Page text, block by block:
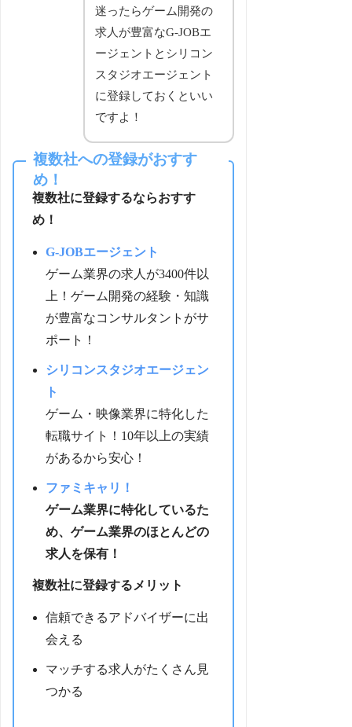
迷ったらゲーム開発の
求人が豊富なG-JOBエ
ージェントとシリコン
スタジオエージェント
に登録しておくといい
ですよ！
複数社への登録がおすす
め！
複数社に登録するならおすす
め！
G-JOBエージェント
ゲーム業界の求人が3400件以
上！ゲーム開発の経験・知識
が豊富なコンサルタントがサ
ポート！
シリコンスタジオエージェン
ト
ゲーム・映像業界に特化した
転職サイト！10年以上の実績
があるから安心！
ファミキャリ！
ゲーム業界に特化しているた
め、ゲーム業界のほとんどの
求人を保有！
複数社に登録するメリット
信頼できるアドバイザーに出
会える
マッチする求人がたくさん見
つかる